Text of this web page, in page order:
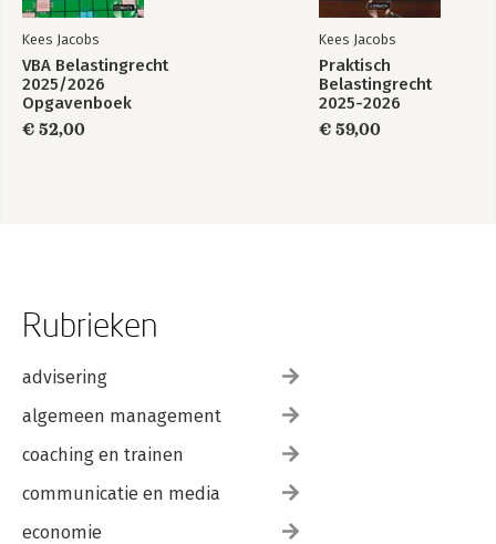
Kees Jacobs
VBA Belastingrecht
2025/2026
Opgavenboek
€ 52,00
Kees Jacobs
Praktisch
Belastingrecht
2025-2026
Theorieboek
€ 59,00
Rubrieken
advisering
algemeen management
coaching en trainen
communicatie en media
economie